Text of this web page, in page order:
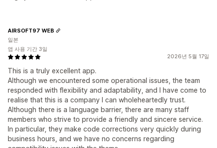
2026년 5월 17일
This is a truly excellent app.
Although we encountered some operational issues, the team
responded with flexibility and adaptability, and I have come to
realise that this is a company I can wholeheartedly trust.
Although there is a language barrier, there are many staff
members who strive to provide a friendly and sincere service.
In particular, they make code corrections very quickly during
business hours, and we have no concerns regarding
AIRSOFT97 WEB
일본
앱 사용 기간 3일